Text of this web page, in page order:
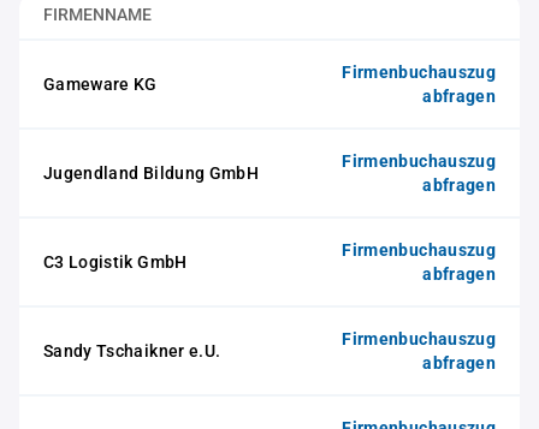
FIRMENNAME
Gameware KG
Firmenbuchauszug
abfragen
Jugendland Bildung GmbH
Firmenbuchauszug
abfragen
C3 Logistik GmbH
Firmenbuchauszug
abfragen
Sandy Tschaikner e.U.
Firmenbuchauszug
abfragen